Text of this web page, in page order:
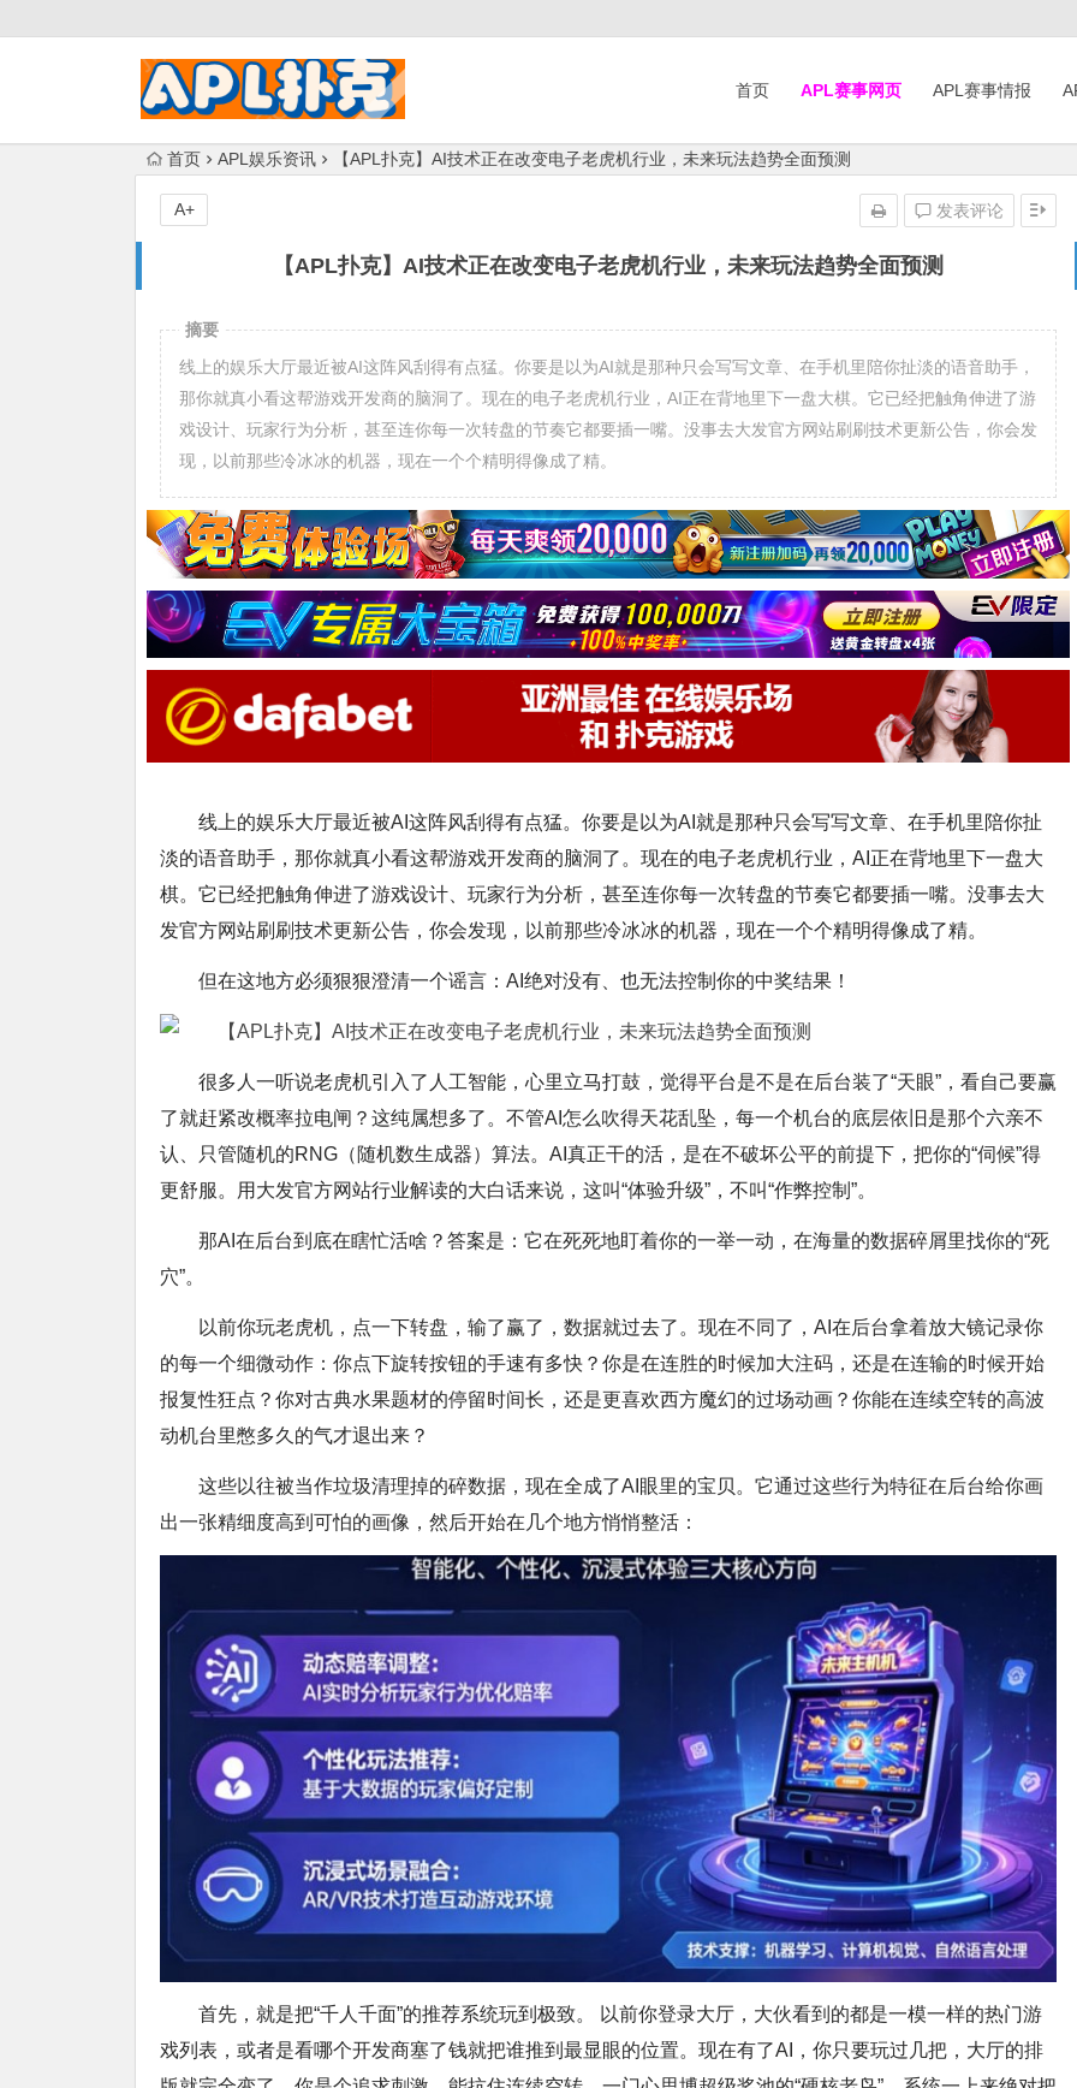
首页 APL赛事网页 APL赛事情报
首页 APL娱乐资讯 【APL扑克】AI技术正在改变电子老虎机行业，未来玩法趋势全面预测
【APL扑克】AI技术正在改变电子老虎机行业，未来玩法趋势全面预测
发表评论
A+
摘要
线上的娱乐大厅最近被AI这阵风刮得有点猛。你要是以为AI就是那种只会写写文章、在手机里陪你扯淡的语音助手，
那你就真小看这帮游戏开发商的脑洞了。现在的电子老虎机行业，AI正在背地里下一盘大棋。它已经把触角伸进了游
戏设计、玩家行为分析，甚至连你每一次转盘的节奏它都要插一嘴。没事去大发官方网站刷刷技术更新公告，你会发
现，以前那些冷冰冰的机器，现在一个个精明得像成了精。
线上的娱乐大厅最近被AI这阵风刮得有点猛。你要是以为AI就是那种只会写写文章、在手机里陪你扯
淡的语音助手，那你就真小看这帮游戏开发商的脑洞了。现在的电子老虎机行业，AI正在背地里下一盘大
棋。它已经把触角伸进了游戏设计、玩家行为分析，甚至连你每一次转盘的节奏它都要插一嘴。没事去大
发官方网站刷刷技术更新公告，你会发现，以前那些冷冰冰的机器，现在一个个精明得像成了精。
但在这地方必须狠狠澄清一个谣言：AI绝对没有、也无法控制你的中奖结果！
很多人一听说老虎机引入了人工智能，心里立马打鼓，觉得平台是不是在后台装了“天眼”，看自己要赢
了就赶紧改概率拉电闸？这纯属想多了。不管AI怎么吹得天花乱坠，每一个机台的底层依旧是那个六亲不
认、只管随机的RNG（随机数生成器）算法。AI真正干的活，是在不破坏公平的前提下，把你的“伺候”得
更舒服。用大发官方网站行业解读的大白话来说，这叫“体验升级”，不叫“作弊控制”。
那AI在后台到底在瞎忙活啥？答案是：它在死死地盯着你的一举一动，在海量的数据碎屑里找你的“死
穴”。
以前你玩老虎机，点一下转盘，输了赢了，数据就过去了。现在不同了，AI在后台拿着放大镜记录你
的每一个细微动作：你点下旋转按钮的手速有多快？你是在连胜的时候加大注码，还是在连输的时候开始
报复性狂点？你对古典水果题材的停留时间长，还是更喜欢西方魔幻的过场动画？你能在连续空转的高波
动机台里憋多久的气才退出来？
这些以往被当作垃圾清理掉的碎数据，现在全成了AI眼里的宝贝。它通过这些行为特征在后台给你画
出一张精细度高到可怕的画像，然后开始在几个地方悄悄整活：
首先，就是把“千人千面”的推荐系统玩到极致。 以前你登录大厅，大伙看到的都是一模一样的热门游
戏列表，或者是看哪个开发商塞了钱就把谁推到最显眼的位置。现在有了AI，你只要玩过几把，大厅的排